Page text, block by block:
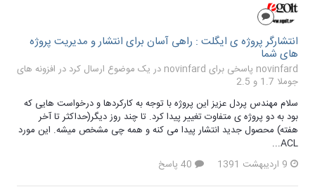
انتشارگر پروژه ی ایگلت : راهی آسان برای انتشار و مدیریت پروژه
های شما
novinfard پاسخی برای novinfard در یک موضوع ارسال کرد در
افزونه های
جوملا 1.7 و 2.5
سلام مهندس پردل عزیز این پروژه با توجه به کارکردها و درخواست هایی که
بود به دو پروژه ی متفاوت تغییر پیدا کرد. تا چند روز دیگر(حداکثر تا آخر
هفته) محصول جدید انتشار پیدا می کنه و همه چی مشخص میشه. این مورد
ACL...
9 اردیبهشت 1391